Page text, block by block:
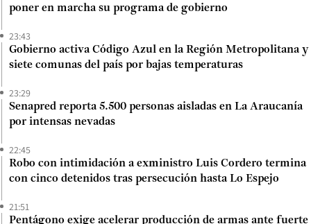
poner en marcha su programa de gobierno
23:43
Gobierno activa Código Azul en la Región Metropolitana y
siete comunas del país por bajas temperaturas
23:29
Senapred reporta 5.500 personas aisladas en La Araucanía
por intensas nevadas
22:45
Robo con intimidación a exministro Luis Cordero termina
con cinco detenidos tras persecución hasta Lo Espejo
21:51
Pentágono exige acelerar producción de armas ante fuerte